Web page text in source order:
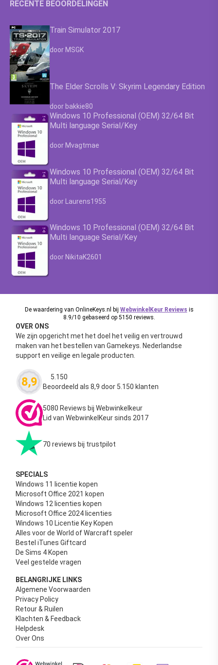
RECENTE BEOORDELINGEN
Train Simulator 2017
Waardering
door MSGK
The Elder Scrolls V: Skyrim Legendary Edition
Waardering4.63
door bakkie80
Windows 10 Professional (OEM) 32/64 Bit
Multi language Serial/Key
Waardering4.63
door Mvagtmae
Windows 10 Professional (OEM) 32/64 Bit
Multi language Serial/Key
Waardering4.63uit 5
door Laurens1955
Windows 10 Professional (OEM) 32/64 Bit
Multi language Serial/Key
Waardering4.63
door NikitaK2601
De waardering van OnlineKeys.nl bij WebwinkelKeur Reviews is
8.9/10 gebaseerd op 5150 reviews.
OVER ONS
We zijn opgericht met het doel het veilig en vertrouwd
maken van het bestellen van Gamekeys. Nederlandse
support en veilige en legale producten.
8,9 Waardering
5.150
Beoordeeld als 8,9 door 5.150 klanten
5080 Reviews bij Webwinkelkeur
Lid van WebwinkelKeur sinds 2017
70 reviews bij trustpilot
SPECIALS
Windows 11 licentie kopen
Microsoft Office 2021 kopen
Windows 12 licenties kopen
Microsoft Office 2024 licenties
Windows 10 Licentie Key Kopen
Alles voor de World of Warcraft speler
Bestel iTunes Giftcard
De Sims 4 Kopen
Veel gestelde vragen
BELANGRIJKE LINKS
Algemene Voorwaarden
Privacy Policy
Retour & Ruilen
Klachten & Feedback
Helpdesk
Over Ons